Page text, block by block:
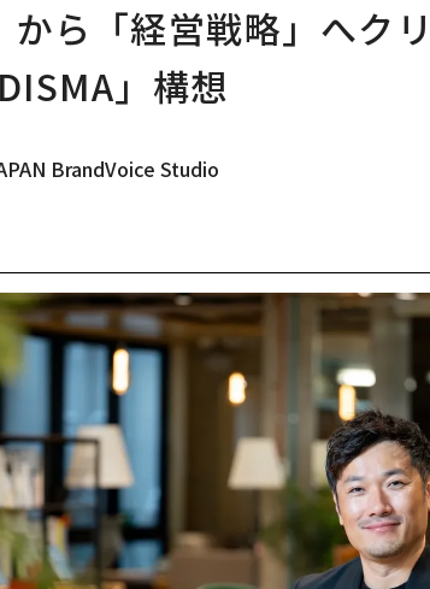
から「経営戦略」へク
」構想
BrandVoice Studio